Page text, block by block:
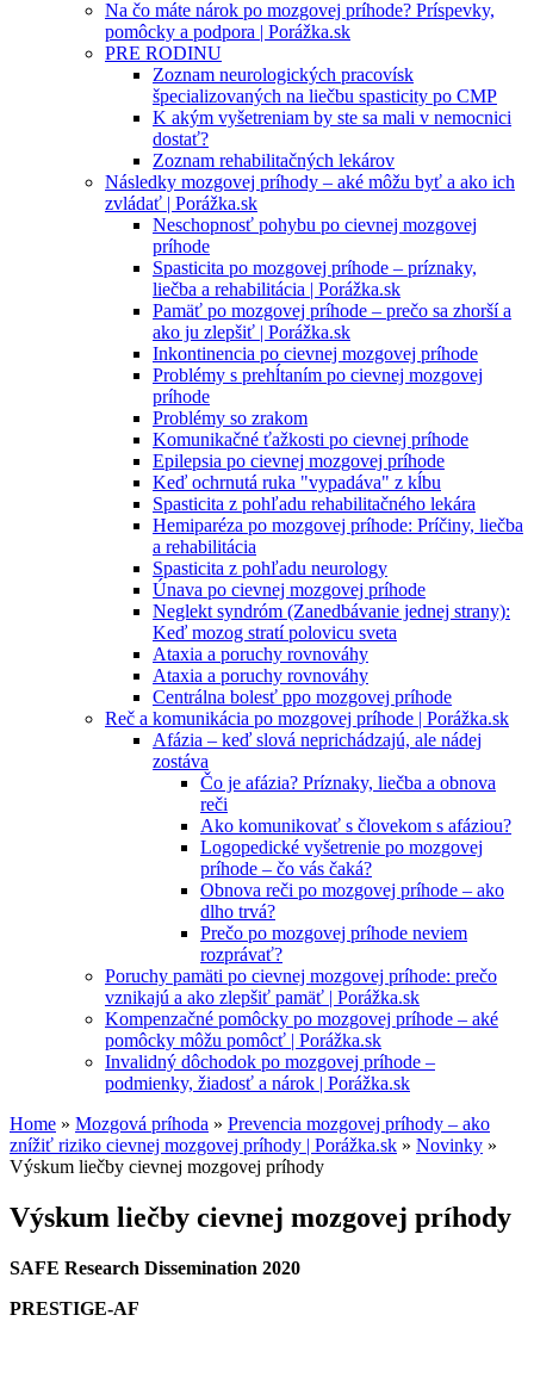
Na čo máte nárok po mozgovej príhode? Príspevky,
pomôcky a podpora | Porážka.sk
PRE RODINU
Zoznam neurologických pracovísk
špecializovaných na liečbu spasticity po CMP
K akým vyšetreniam by ste sa mali v nemocnici
dostať?
Zoznam rehabilitačných lekárov
Následky mozgovej príhody – aké môžu byť a ako ich
zvládať | Porážka.sk
Neschopnosť pohybu po cievnej mozgovej
príhode
Spasticita po mozgovej príhode – príznaky,
liečba a rehabilitácia | Porážka.sk
Pamäť po mozgovej príhode – prečo sa zhorší a
ako ju zlepšiť | Porážka.sk
Inkontinencia po cievnej mozgovej príhode
Problémy s prehĺtaním po cievnej mozgovej
príhode
Problémy so zrakom
Komunikačné ťažkosti po cievnej príhode
Epilepsia po cievnej mozgovej príhode
Keď ochrnutá ruka "vypadáva" z kĺbu
Spasticita z pohľadu rehabilitačného lekára
Hemiparéza po mozgovej príhode: Príčiny, liečba
a rehabilitácia
Spasticita z pohľadu neurology
Únava po cievnej mozgovej príhode
Neglekt syndróm (Zanedbávanie jednej strany):
Keď mozog stratí polovicu sveta
Ataxia a poruchy rovnováhy
Ataxia a poruchy rovnováhy
Centrálna bolesť ppo mozgovej príhode
Reč a komunikácia po mozgovej príhode | Porážka.sk
Afázia – keď slová neprichádzajú, ale nádej
zostáva
Čo je afázia? Príznaky, liečba a obnova
reči
Ako komunikovať s človekom s afáziou?
Logopedické vyšetrenie po mozgovej
príhode – čo vás čaká?
Obnova reči po mozgovej príhode – ako
dlho trvá?
Prečo po mozgovej príhode neviem
rozprávať?
Poruchy pamäti po cievnej mozgovej príhode: prečo
vznikajú a ako zlepšiť pamäť | Porážka.sk
Kompenzačné pomôcky po mozgovej príhode – aké
pomôcky môžu pomôcť | Porážka.sk
Invalidný dôchodok po mozgovej príhode –
podmienky, žiadosť a nárok | Porážka.sk
You are here
Home » Mozgová príhoda » Prevencia mozgovej príhody – ako
znížiť riziko cievnej mozgovej príhody | Porážka.sk » Novinky »
Výskum liečby cievnej mozgovej príhody
Výskum liečby cievnej mozgovej príhody
SAFE Research Dissemination 2020
PRESTIGE-AF